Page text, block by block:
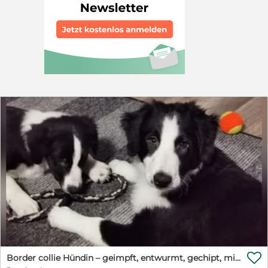
das Tierheim verlassen kann, desto leichter startet sie in
ihr neues Leben. Wir würden uns auch über eine
Pflegestelle freuen. Wir suchen Menschen mit
Hundeerfahrung und Garten. Ein Hundekumpel, der
Saturday an die Pfote nimmt, wäre schön. Kinder
sollten 14 Jahre oder älter sein, denn wir sehen Saturday
dann nehmen Sie gerne Kontakt auf: Petra Niebuhr
0171 1246032 Email: petra.niebuhr@furbys-fellfreunde.de
Schauen Sie auf unsere Seite www.furbys-
fellfreunde.de unter -Fellfreund adoptieren-. Dort finden
Sie alle nötigen Infos zur Adoption oder Pflegestelle
und auch unsere Selbstauskunft. Alle Hunde sind bei
Ausreise gechipt, geimpft und reisen mit einem EU
Ausweis in einem beim deutschen Veterinäramt
registrierten Transport. Die Hunde reisen mit Traces.
Border collie Hündin – geimpft, entwurmt, gechipt, mit EU-Heimtierausweis 